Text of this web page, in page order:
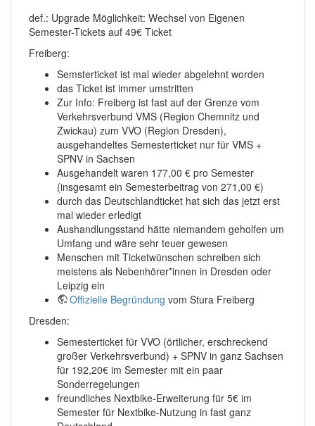
def.: Upgrade Möglichkeit: Wechsel von Eigenen
Semester-Tickets auf 49€ Ticket
Freiberg:
Semsterticket ist mal wieder abgelehnt worden
das Ticket ist immer umstritten
Zur Info: Freiberg ist fast auf der Grenze vom
Verkehrsverbund VMS (Region Chemnitz und
Zwickau) zum VVO (Region Dresden),
ausgehandeltes Semesterticket nur für VMS +
SPNV in Sachsen
Ausgehandelt waren 177,00 € pro Semester
(insgesamt ein Semesterbeitrag von 271,00 €)
durch das Deutschlandticket hat sich das jetzt erst
mal wieder erledigt
Aushandlungsstand hätte niemandem geholfen um
Umfang und wäre sehr teuer gewesen
Menschen mit Ticketwünschen schreiben sich
meistens als Nebenhörer*innen in Dresden oder
Leipzig ein
Offizielle Begründung vom Stura Freiberg
Dresden:
Semesterticket für VVO (örtlicher, erschreckend
großer Verkehrsverbund) + SPNV in ganz Sachsen
für 192,20€ im Semester mit ein paar
Sonderregelungen
freundliches Nextbike-Erweiterung für 5€ im
Semester für Nextbike-Nutzung in fast ganz